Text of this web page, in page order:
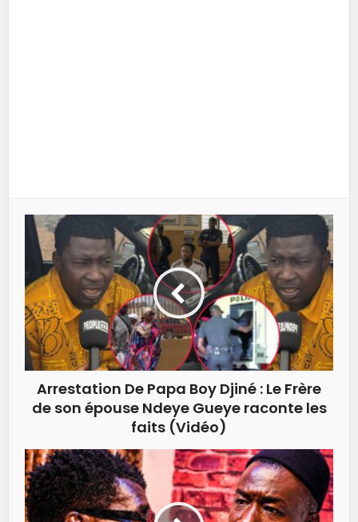
Arrestation De Papa Boy Djiné : Le Frère
de son épouse Ndeye Gueye raconte les
faits (Vidéo)